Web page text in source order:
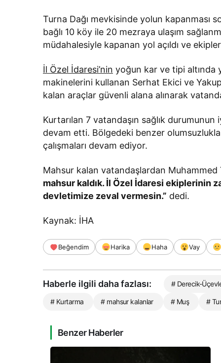
Turna Dağı mevkisinde yolun kapanması
bağlı 10 köy ile 20 mezraya ulaşım
müdahalesiyle kapanan yol açıldı ve
İl Özel İdaresi’nin yoğun kar ve tipi altında
makinelerini kullanan Serhat Ekici ve
kalan araçlar güvenli alana alınarak
Kurtarılan 7 vatandaşın sağlık
devam etti. Bölgedeki benzer
çalışmaları devam ediyor.
Mahsur kalan vatandaşlardan
mahsur kaldık. İl Özel İdaresi ekiplerinin
devletimize zeval vermesin.” dedi.
Kaynak: İHA
Beğendim Harika Haha Vay
Haberle ilgili daha fazlası: # Derecik-
# Kurtarma # mahsur kalanlar # Muş #
Benzer Haberler